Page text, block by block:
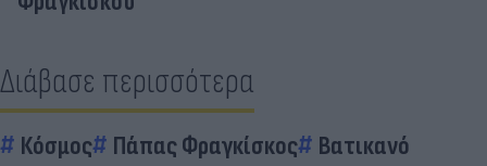
Διάβασε περισσότερα
Κόσμος Πάπας Φραγκίσκος
Βατικανό